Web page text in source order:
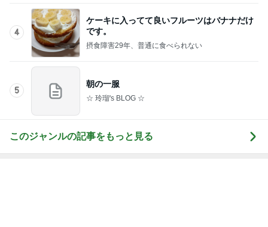
4
ケーキに入ってて良いフルーツはバナナだけ
です。
摂食障害29年、普通に食べられない
5
朝の一服
☆ 玲瑠's BLOG ☆
このジャンルの記事をもっと見る